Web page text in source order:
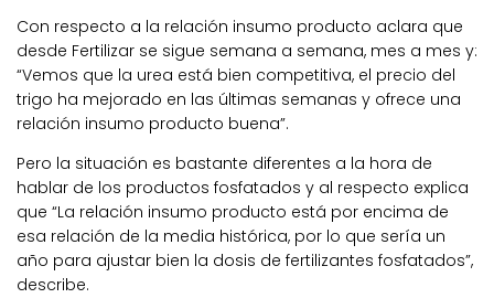
Con respecto a la relación insumo producto aclara que
desde Fertilizar se sigue semana a semana, mes a mes y:
“Vemos que la urea está bien competitiva, el precio del
trigo ha mejorado en las últimas semanas y ofrece una
relación insumo producto buena”.
Pero la situación es bastante diferentes a la hora de
hablar de los productos fosfatados y al respecto explica
que “La relación insumo producto está por encima de
esa relación de la media histórica, por lo que sería un
año para ajustar bien la dosis de fertilizantes fosfatados”,
describe.